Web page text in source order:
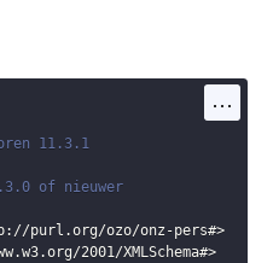
...
11.3.1
of nieuwer
purl.org/ozo/onz-pers#>
2001/XMLSchema#>